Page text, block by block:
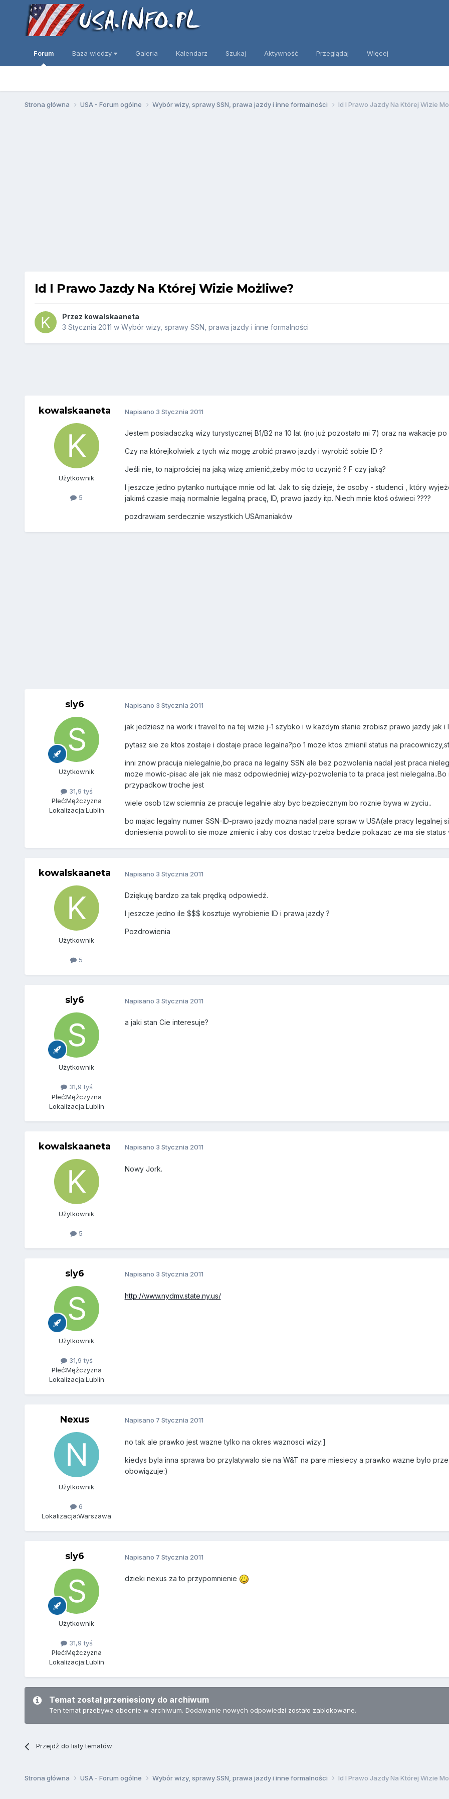
Forum Baza wiedzy Galeria Kalendarz Szukaj Aktywność Przeglądaj Więcej
Strona główna USA - Forum ogólne Wybór wizy, sprawy SSN, prawa jazdy i inne formalności Id I Prawo Jazdy Na Której Wizie
Id I Prawo Jazdy Na Której Wizie Możliwe?
Przez kowalskaaneta
3 Stycznia 2011 w Wybór wizy, sprawy SSN, prawa jazdy i inne formalności
kowalskaaneta
Użytkownik
5
Napisano 3 Stycznia 2011
Jestem posiadaczką wizy turystycznej B1/B2 na 10 lat (no już pozostało mi 7) oraz na wakacje
Czy na którejkolwiek z tych wiz mogę zrobić prawo jazdy i wyrobić sobie ID ?
Jeśli nie, to najprościej na jaką wizę zmienić,żeby móc to uczynić ? F czy jaką?
I jeszcze jedno pytanko nurtujące mnie od lat. Jak to się dzieje, że osoby - studenci , który
jakimś czasie mają normalnie legalną pracę, ID, prawo jazdy itp. Niech mnie ktoś oświeci ????
pozdrawiam serdecznie wszystkich USAmaniaków
sly6
Użytkownik
31,9 tyś
Płeć:Mężczyzna
Lokalizacja:Lublin
Napisano 3 Stycznia 2011
jak jedziesz na work i travel to na tej wizie j-1 szybko i w kazdym stanie zrobisz prawo jazdy jak i
pytasz sie ze ktos zostaje i dostaje prace legalna?po 1 moze ktos zmienil status na
inni znow pracuja nielegalnie,bo praca na legalny SSN ale bez pozwolenia nadal jest praca
moze mowic-pisac ale jak nie masz odpowiedniej wizy-pozwolenia to ta praca jest nielegalna..Bo
przypadkow troche jest
wiele osob tzw sciemnia ze pracuje legalnie aby byc bezpiecznym bo roznie bywa w zyciu..
bo majac legalny numer SSN-ID-prawo jazdy mozna nadal pare spraw w USA(ale pracy
doniesienia powoli to sie moze zmienic i aby cos dostac trzeba bedzie pokazac ze ma sie
kowalskaaneta
Użytkownik
5
Napisano 3 Stycznia 2011
Dziękuję bardzo za tak prędką odpowiedź.
I jeszcze jedno ile $$$ kosztuje wyrobienie ID i prawa jazdy ?
Pozdrowienia
sly6
Użytkownik
31,9 tyś
Płeć:Mężczyzna
Lokalizacja:Lublin
Napisano 3 Stycznia 2011
a jaki stan Cie interesuje?
kowalskaaneta
Użytkownik
5
Napisano 3 Stycznia 2011
Nowy Jork.
sly6
Użytkownik
31,9 tyś
Płeć:Mężczyzna
Lokalizacja:Lublin
Napisano 3 Stycznia 2011
http://www.nydmv.state.ny.us/
Nexus
Użytkownik
6
Lokalizacja:Warszawa
Napisano 7 Stycznia 2011
no tak ale prawko jest wazne tylko na okres waznosci wizy:]
kiedys byla inna sprawa bo przylatywalo sie na W&T na pare miesiecy a prawko wazne bylo
obowiązuje:)
sly6
Użytkownik
31,9 tyś
Płeć:Mężczyzna
Lokalizacja:Lublin
Napisano 7 Stycznia 2011
dzieki nexus za to przypomnienie
Temat został przeniesiony do archiwum
Ten temat przebywa obecnie w archiwum. Dodawanie nowych odpowiedzi zostało zablokowane.
Przejdź do listy tematów
Strona główna USA - Forum ogólne Wybór wizy, sprawy SSN, prawa jazdy i inne formalności Id I Prawo Jazdy Na Której Wizie